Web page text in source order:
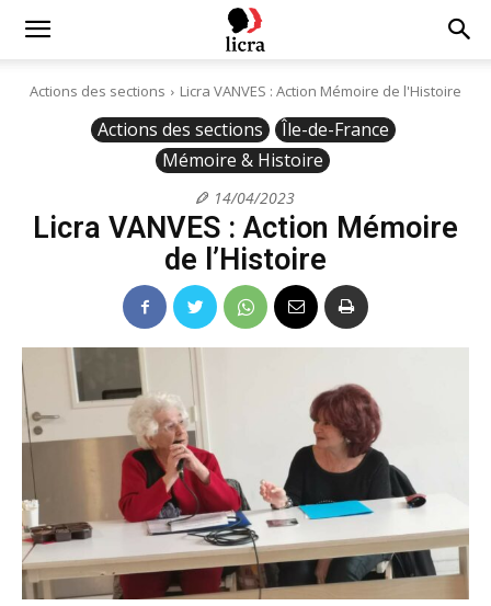
Licra
Antiraciste
1927
Actions des sections Licra VANVES : Action Mémoire de l'Histoire
Actions des sections
Île-de-France
Mémoire & Histoire
14/04/2023
Licra VANVES : Action Mémoire
de l’Histoire